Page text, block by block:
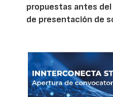
propuestas antes
de presentación de